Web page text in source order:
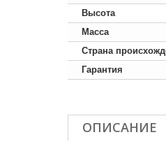
Высота
Масса
Страна
Гарантия
ОПИСАНИЕ